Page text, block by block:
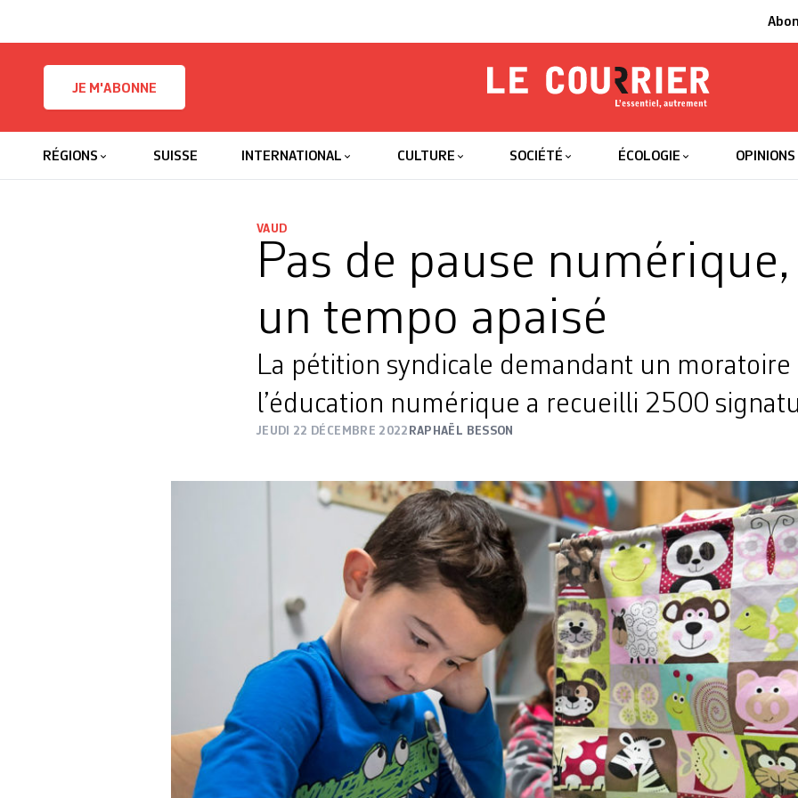
JE M'ABONNE
Le Courrier
RÉGIONS
SUISSE INTERNATIONAL CULTURE SOCIÉTÉ ÉCOLOGIE OPINIONS
VAUD
Pas de pause
un tempo apaisé
La pétition syndicale demandant un moratoire
l’éducation numérique a recueilli 2500
JEUDI 22 DÉCEMBRE 2022 RAPHAËL BESSON